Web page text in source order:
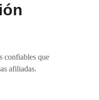
confiables que
afiliadas.